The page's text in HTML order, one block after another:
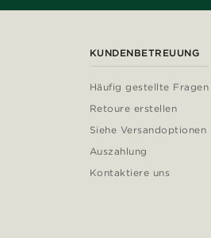
KUNDENBETREUUNG
Häufig gestellte Fragen
Retoure erstellen
Siehe Versandoptionen
Auszahlung
Kontaktiere uns